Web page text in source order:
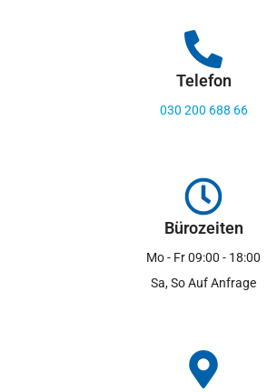
Telefon
030 200 688 66
Bürozeiten
Mo - Fr 09:00 - 18:00
Sa, So Auf Anfrage